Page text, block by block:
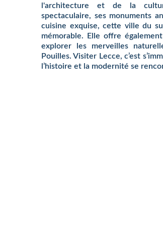
l'architecture et de la
spectaculaire, ses monuments
cuisine exquise, cette ville du
mémorable. Elle offre
explorer les merveilles
Pouilles. Visiter Lecce, c’est
l’histoire et la modernité se